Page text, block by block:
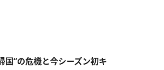
国”の危機と今シーズン初キ